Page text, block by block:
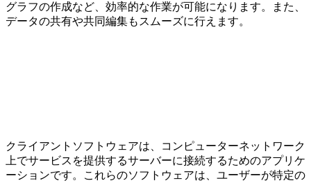
グラフの作成など、効率的な作業が可能になります。また、
データの共有や共同編集もスムーズに行えます。
クライアントソフトウェアは、コンピューターネットワーク
上でサービスを提供するサーバーに接続するためのアプリケ
ーションです。これらのソフトウェアは、ユーザーが特定の